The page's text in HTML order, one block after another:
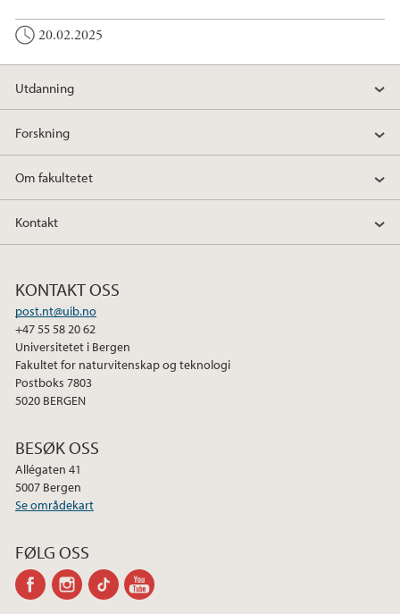
20.02.2025
Utdanning
Forskning
Om fakultetet
Kontakt
KONTAKT OSS
post.nt@uib.no
+47 55 58 20 62
Universitetet i Bergen
Fakultet for naturvitenskap og teknologi
Postboks 7803
5020 BERGEN
BESØK OSS
Allégaten 41
5007 Bergen
Se områdekart
FØLG OSS
facebookinstagram
tiktok